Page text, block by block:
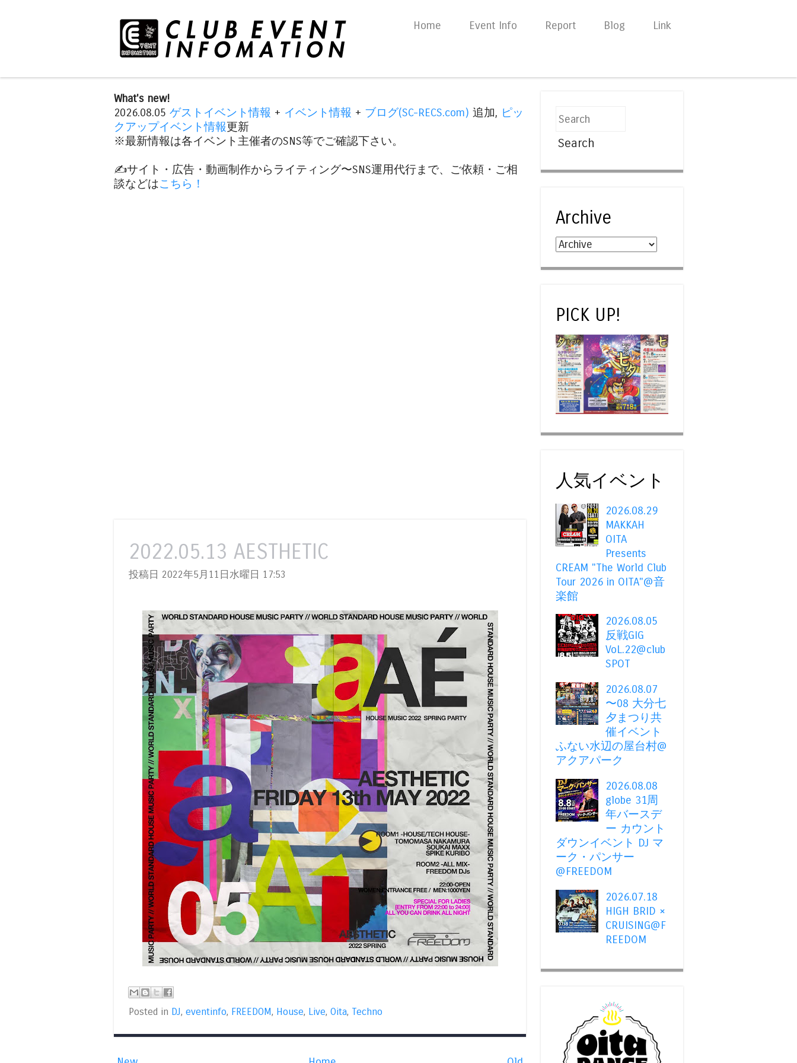
Skip to content
Home Event Info Report Blog Link
What's new!
2026.08.05 ゲストイベント情報 + イベント情報 + ブログ(SC-RECS.com) 追加, ピッ
クアップイベント情報更新
※最新情報は各イベント主催者のSNS等でご確認下さい。
✍️サイト・広告・動画制作からライティング〜SNS運用代行まで、ご依頼・ご相
談などはこちら！
2022.05.13 AESTHETIC
投稿日 2022年5月11日水曜日 17:53
Posted in DJ, eventinfo, FREEDOM, House, Live, Oita, Techno
Search
Archive
PICK UP!
人気イベント
2026.08.29
MAKKAH
OITA
Presents
CREAM "The World Club
Tour 2026 in OITA"@音
楽館
2026.08.05
反戦GIG
VoL.22@club
SPOT
2026.08.07
〜08 大分七
夕まつり共
催イベント
ふない水辺の屋台村@
アクアパーク
2026.08.08
globe 31周
年バースデ
ー カウント
ダウンイベント DJ マ
ーク・パンサー
@FREEDOM
2026.07.18
HIGH BRID ×
CRUISING@F
REEDOM